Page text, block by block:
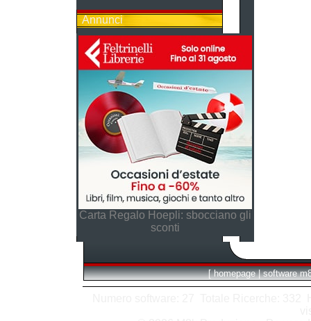
Annunci
Carta Regalo Hoepli: sbocciano gli
sconti
[ homepage | software